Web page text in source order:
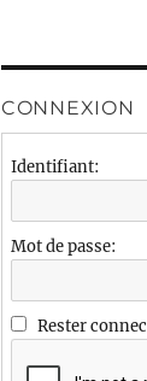
CONNEXION
Identifiant:
Mot de passe:
Rester